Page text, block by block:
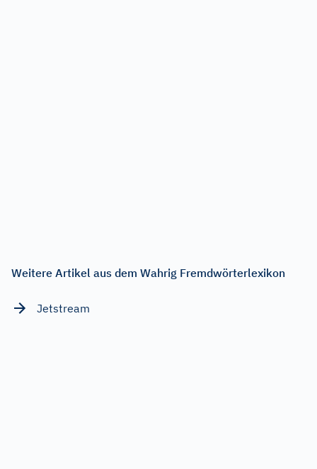
Weitere Artikel aus dem Wahrig Fremdwörterlexikon
Jetstream